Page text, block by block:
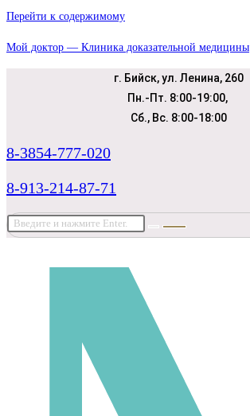
Перейти к содержимому
Мой доктор — Клиника доказательной медицины
г. Бийск, ул. Ленина, 260
Пн.-Пт. 8:00-19:00,
Сб., Вс. 8:00-18:00
8-3854-777-020
8-913-214-87-71